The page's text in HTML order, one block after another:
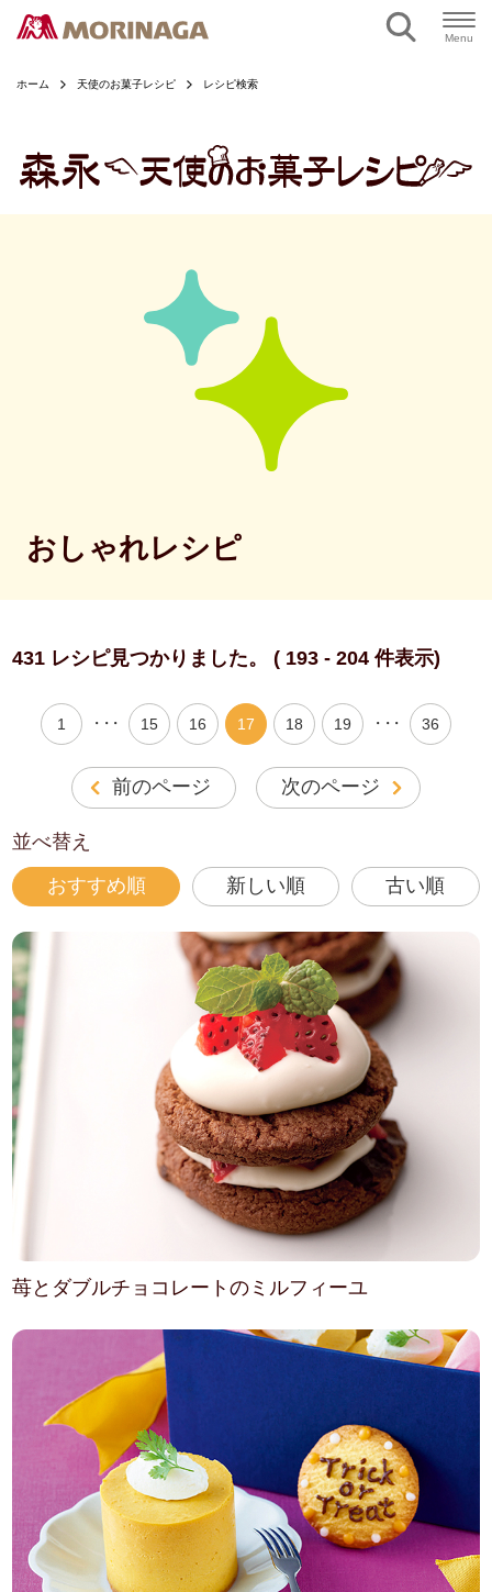
Menu
ホーム 天使のお菓子レシピ レシピ検索
おしゃれレシピ
431 レシピ見つかりました。 ( 193 - 204 件表示)
前のページ
1 ・・・ 15 16 17 18 19 ・・・ 36
次のページ
並べ替え
おすすめ順 新しい順 古い順
苺とダブルチョコレートのミルフィーユ